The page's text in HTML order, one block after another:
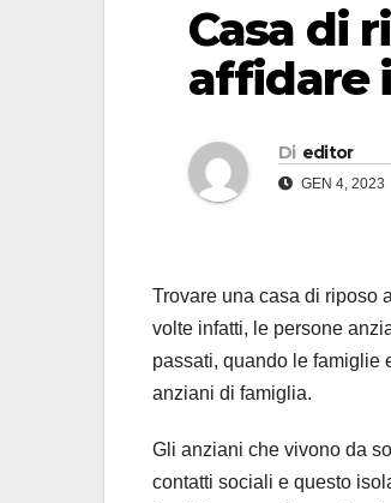
Casa di
affidare
Di editor
GEN 4, 2023
Trovare una casa di riposo
volte infatti, le persone
passati, quando le famiglie
anziani di famiglia.
Gli anziani che vivono da
contatti sociali e questo